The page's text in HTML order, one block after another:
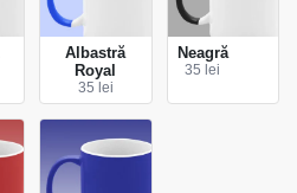
Albastră
Royal
35 lei
Neagră
35 lei